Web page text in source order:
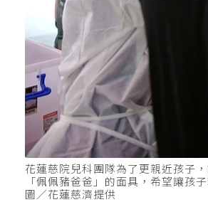
花蓮慈院兒科團隊為了更親近孩子
「佩佩豬爸爸」的面具，希望讓孩
圖／花蓮慈濟提供